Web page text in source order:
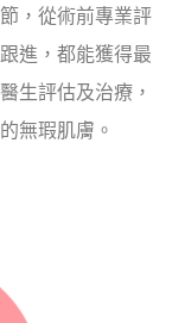
，從術前專業評
進，都能獲得最
生評估及治療，
無瑕肌膚。